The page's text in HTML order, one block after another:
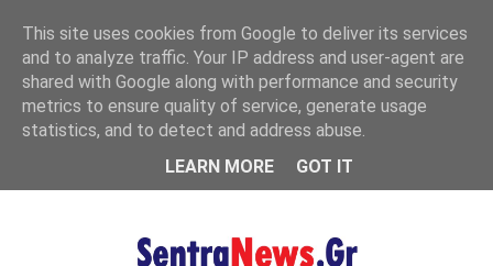
MENU
This site uses cookies from Google to deliver its services
and to analyze traffic. Your IP address and user-agent are
shared with Google along with performance and security
metrics to ensure quality of service, generate usage
statistics, and to detect and address abuse.
LEARN MORE
GOT IT